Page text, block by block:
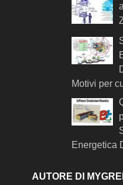
Motivi per
Energetica
AUTORE DI